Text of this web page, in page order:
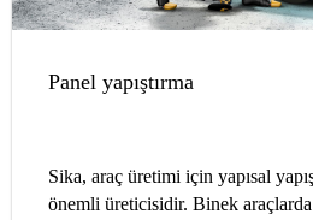
Panel yapıştırma
Sika, araç üretimi için yapısal
önemli üreticisidir. Binek